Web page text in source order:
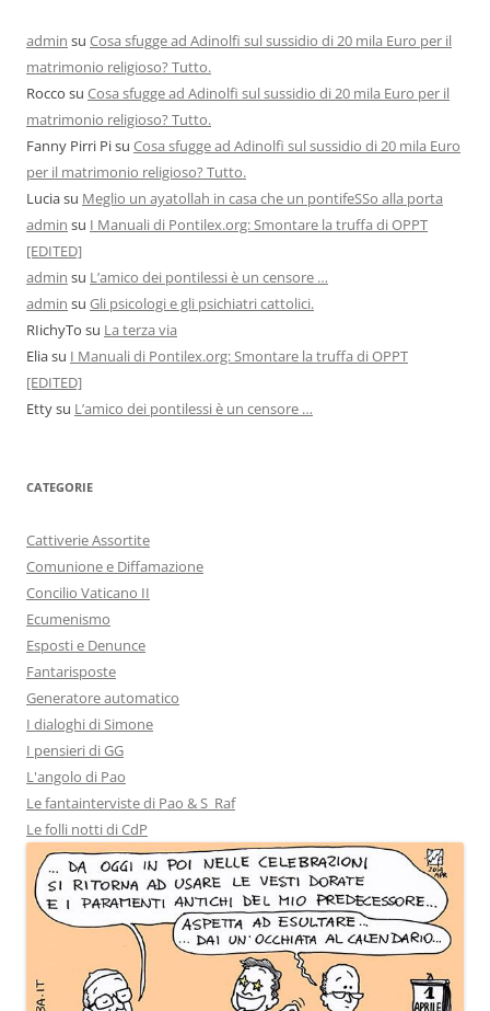
admin su Cosa sfugge ad Adinolfi sul sussidio di 20 mila Euro per il
matrimonio religioso? Tutto.
Rocco su Cosa sfugge ad Adinolfi sul sussidio di 20 mila Euro per il
matrimonio religioso? Tutto.
Fanny Pirri Pisu Cosa sfugge ad Adinolfi sul sussidio di 20 mila Euro
per il matrimonio religioso? Tutto.
Luciasu Meglio un ayatollah in casa che un pontifeSSo alla porta
admin su I Manuali di Pontilex.org: Smontare la truffa di OPPT
[EDITED]
admin su L’amico dei pontilessi è un censore …
admin su Gli psicologi e gli psichiatri cattolici.
RIichyTo su La terza via
Eliasu I Manuali di Pontilex.org: Smontare la truffa di OPPT
[EDITED]
Ettysu L’amico dei pontilessi è un censore …
CATEGORIE
Cattiverie Assortite
Comunione e Diffamazione
Concilio Vaticano II
Ecumenismo
Esposti e Denunce
Fantarisposte
Generatore automatico
I dialoghi di Simone
I pensieri di GG
L'angolo di Pao
Le fantainterviste di Pao & S_Raf
Le folli notti di CdP